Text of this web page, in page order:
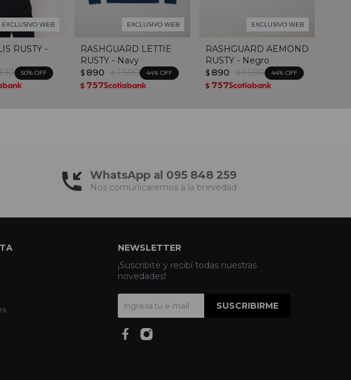
EXCLUSIVO WEB
RUSTY -
50
EXCLUSIVO WEB
RASHGUARD LETTIE
RUSTY - Navy
$ 890 $ 1.590 44
$ 757
EXCLUSIVO WEB
RASHGUARD AEMOND
RUSTY - Negro
$ 890 $ 1.590 44
$ 757
WhatsApp al 095 848 259
Nos comunicaremos a la brevedad
NEWSLETTER
¡Suscribite y recibí todas nuestras
novedades!
SUSCRIBIRME